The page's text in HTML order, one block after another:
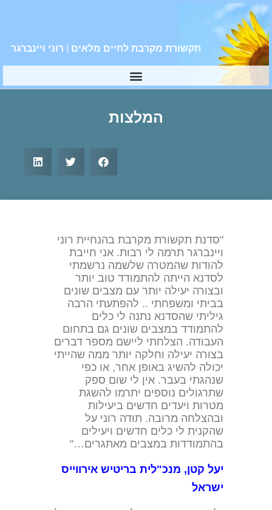
תקשורת מקרבת לחיים מלאים | רוני ויינברגר
המלצות
"סדנת תקשורת מקרבת בהנחיית רוני
ויינברגר תרמה לי רבות. אני חייבת
להודות שהמטרה שלשמה נרשמתי
לסדנא הייתה להתמודד טוב יותר
ובצורה יעילה יותר עם מצבים שונים
בביתי ומשפחתי .. להפתעתי הרבה
גיליתי שהסדנא נתנה לי כלים
להתמודד במצבים שונים גם בתחום
העבודה. הצלחתי ליישם מספר דברים
בצורה יעילה וחלקה יותר ממה שהייתי
יכולה להשיג באופן אחר, או כפי
שנהגתי בעבר. אין לי שום ספק
שתרגולים נוספים יתרמו להשגת
מטרות ויעדים חדשים ביעילות
ובהצלחה מרובה. תודה רוני על
שהקנית לי כלים חדשים ויעילים
בהתמודדות במצבים מאתגרים…"
יעל קטן, מנכ"לית בריטיש אירווייס
ישראל